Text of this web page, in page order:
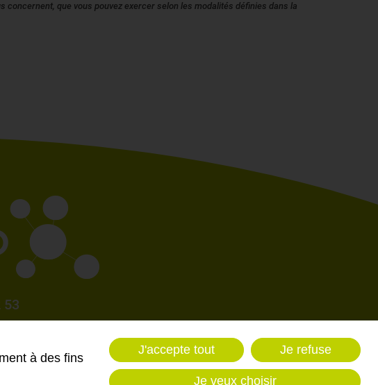
à des fins
J'accepte tout Je refuse
Je veux choisir
que vous pouvez exercer selon les modalités définies dans la
53
Imaginé par IS Webdesign‎ - CMS :Flexit